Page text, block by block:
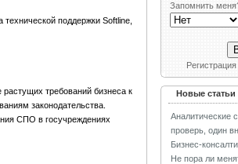
поддержки Softline,
требований бизнеса к
законодательства.
СПО в госучреждениях
Запомнить
Регистрация
Новые статьи
Аналитические
проверь, один
Бизнес-
Не пора ли